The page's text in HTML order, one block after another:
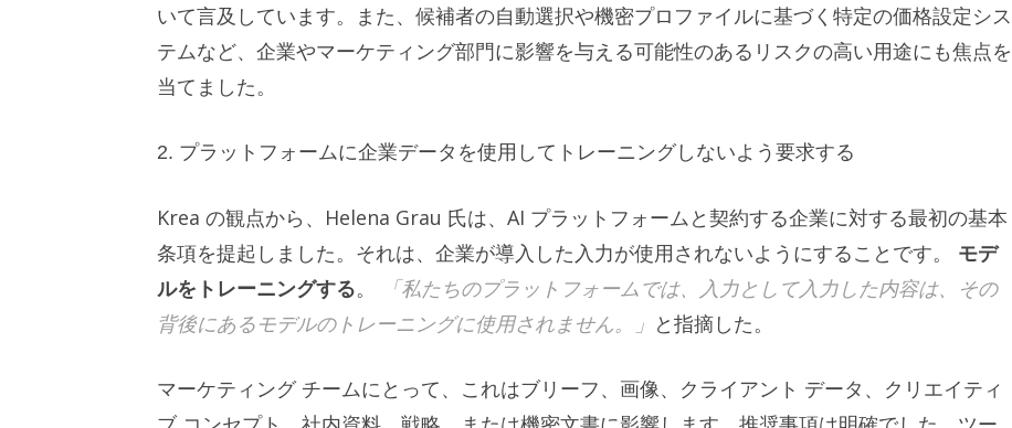
いて言及しています。また、候補者の自動選択や機密プロファイルに基づく特定の価格設定シス
テムなど、企業やマーケティング部門に影響を与える可能性のあるリスクの高い用途にも焦点を
当てました。
2. プラットフォームに企業データを使用してトレーニングしないよう要求する
Krea の観点から、Helena Grau 氏は、AI プラットフォームと契約する企業に対する最初の基本
条項を提起しました。それは、企業が導入した入力が使用されないようにすることです。 モデ
ルをトレーニングする。
「私たちのプラットフォームでは、入力として入力した内容は、その
背後にあるモデルのトレーニングに使用されません。」 と指摘した。
マーケティング チームにとって、これはブリーフ、画像、クライアント データ、クリエイティ